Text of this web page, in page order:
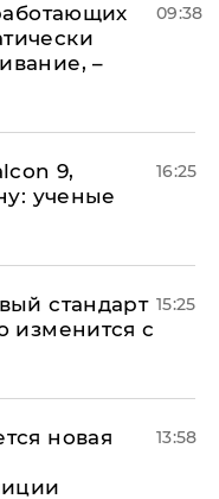
–
09:38
9,
ученые
16:25
стандарт
изменится с
15:25
новая
13:58